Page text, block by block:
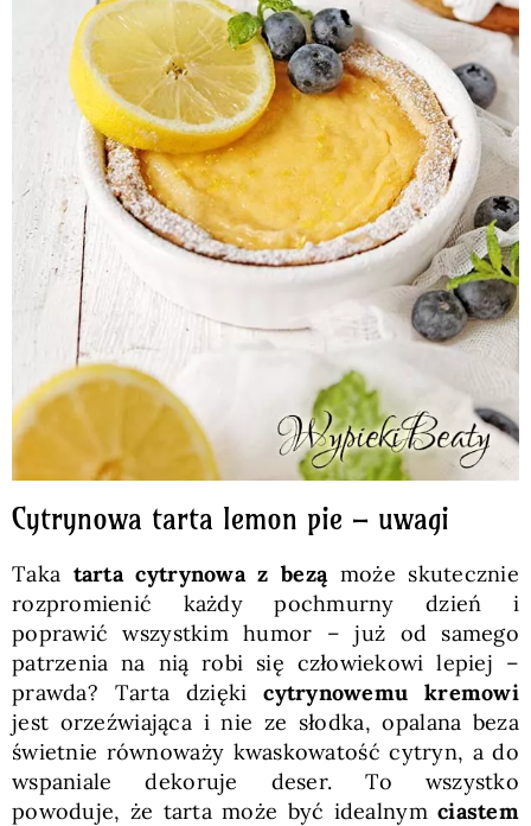
Cytrynowa tarta lemon pie – uwagi
Taka tarta cytrynowa z beząmoże skutecznie
rozpromienić każdy pochmurny dzień i
poprawić wszystkim humor – już od samego
patrzenia na nią robi się człowiekowi lepiej –
prawda? Tarta dziękicytrynowemu kremowi
jest orzeźwiająca i nie ze słodka, opalana beza
świetnie równoważy kwaskowatość cytryn, a do
wspaniale dekoruje deser. To wszystko
powoduje, że tarta może być idealnymciastem